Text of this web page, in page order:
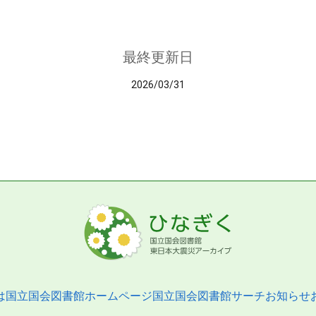
最終更新日
2026/03/31
国立国会図書館ホームページ国立国会図書館サーチお知らせ